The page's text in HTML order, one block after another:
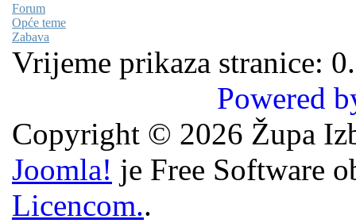
Forum
Opće teme
Zabava
Vrijeme prikaza stranice:
Powered
Copyright © 2026 Župa
Joomla! je Free Software
Licencom..